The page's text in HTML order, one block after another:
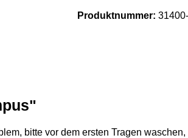
Produktnummer:
bitte vor dem ersten Tragen